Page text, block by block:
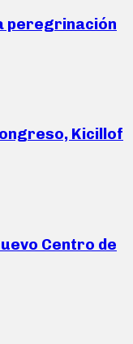
peregrinación
Kicillof
Centro de